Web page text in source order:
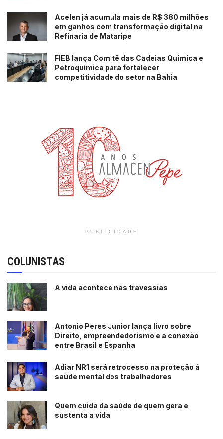
Acelen já acumula mais de R$ 380 milhões
em ganhos com transformação digital na
Refinaria de Mataripe
FIEB lança Comitê das Cadeias Química e
Petroquímica para fortalecer
competitividade do setor na Bahia
PUBLICIDADE
COLUNISTAS
A vida acontece nas travessias
Antonio Peres Junior lança livro sobre
Direito, empreendedorismo e a conexão
entre Brasil e Espanha
Adiar NR1 será retrocesso na proteção à
saúde mental dos trabalhadores
Quem cuida da saúde de quem gera e
sustenta a vida